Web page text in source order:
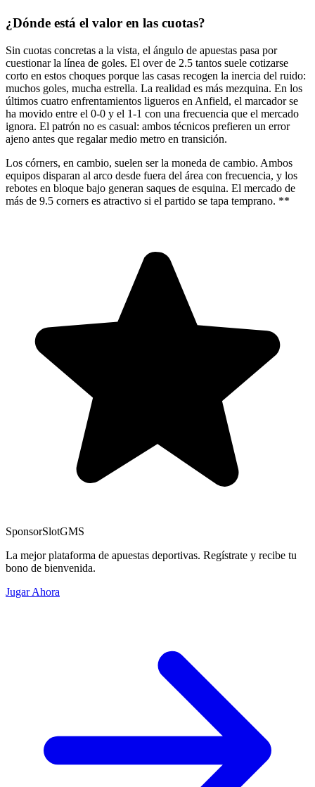
¿Dónde está el valor en las cuotas?
Sin cuotas concretas a la vista, el ángulo de apuestas pasa por
cuestionar la línea de goles. El over de 2.5 tantos suele cotizarse
corto en estos choques porque las casas recogen la inercia del ruido:
muchos goles, mucha estrella. La realidad es más mezquina. En los
últimos cuatro enfrentamientos ligueros en Anfield, el marcador se
ha movido entre el 0-0 y el 1-1 con una frecuencia que el mercado
ignora. El patrón no es casual: ambos técnicos prefieren un error
ajeno antes que regalar medio metro en transición.
Los córners, en cambio, suelen ser la moneda de cambio. Ambos
equipos disparan al arco desde fuera del área con frecuencia, y los
rebotes en bloque bajo generan saques de esquina. El mercado de
más de 9.5 corners es atractivo si el partido se tapa temprano. **
SponsorSlotGMS
La mejor plataforma de apuestas deportivas. Regístrate y recibe tu
bono de bienvenida.
Jugar Ahora